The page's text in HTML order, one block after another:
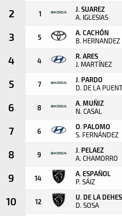
2 1
J. SUAREZ
A. IGLESIAS
3 5
A. CACHÓN
B. HERNANDEZ
4 4
R. ARES
J. MARTÍNEZ
5 7
J. PARDO
D. DE LA
6 8
A. MUÑIZ
N. CASAL
7 6
O. PALOMO
S. FERNÁNDEZ
8 9
J. PELAEZ
A. CHAMORRO
9 14
A. ESPAÑOL
P. SÁIZ
10 12
U. DE LA
D. SOSA